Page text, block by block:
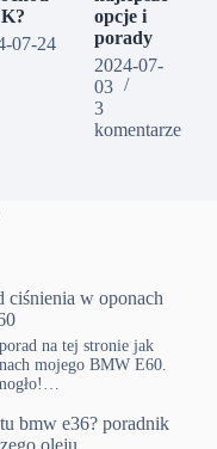
07-24
opcje i
porady
2024-07-
03
3
komentarze
ciśnienia w oponach
na tej stronie jak
mojego BMW E60.
bmw e36? poradnik
oleju